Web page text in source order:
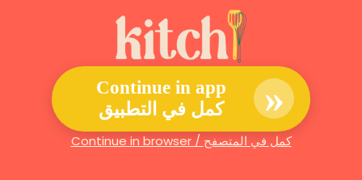
Continue in app
كمل في التطبيق
»
Continue in browser / كمل في المتصفح